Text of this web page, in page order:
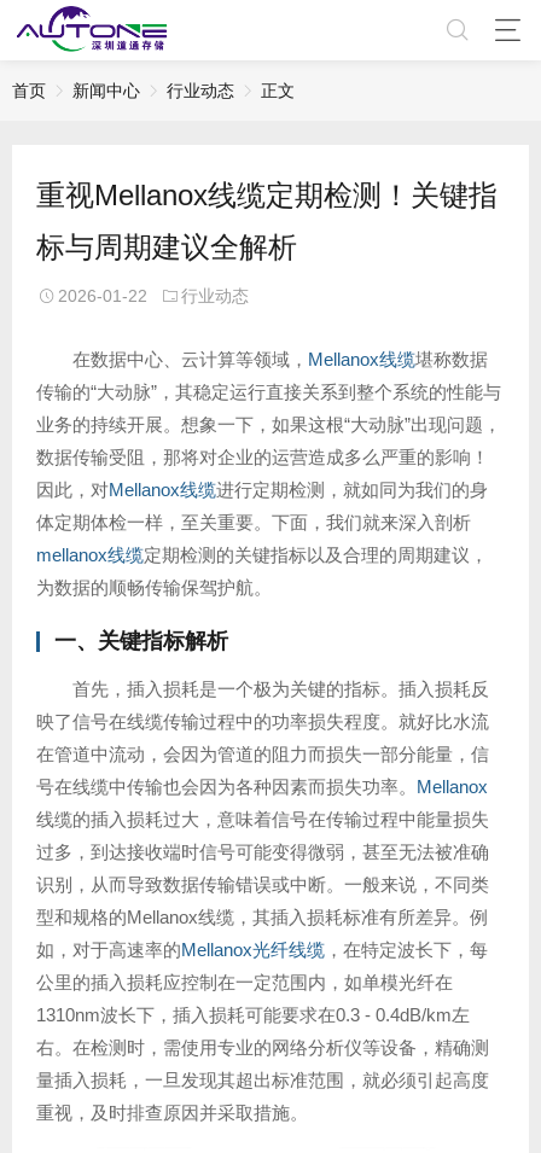
首页 新闻中心 行业动态 正文
重视Mellanox线缆定期检测！关键指
标与周期建议全解析
2026-01-22 行业动态
在数据中心、云计算等领域， Mellanox线缆堪称数据
传输的“大动脉”，其稳定运行直接关系到整个系统的性能与
业务的持续开展。想象一下，如果这根“大动脉”出现问题，
数据传输受阻，那将对企业的运营造成多么严重的影响！
因此，对Mellanox线缆进行定期检测，就如同为我们的身
体定期体检一样，至关重要。下面，我们就来深入剖析
mellanox线缆定期检测的关键指标以及合理的周期建议，
为数据的顺畅传输保驾护航。
一、关键指标解析
首先，插入损耗是一个极为关键的指标。插入损耗反
映了信号在线缆传输过程中的功率损失程度。就好比水流
在管道中流动，会因为管道的阻力而损失一部分能量，信
号在线缆中传输也会因为各种因素而损失功率。 Mellanox
线缆的插入损耗过大，意味着信号在传输过程中能量损失
过多，到达接收端时信号可能变得微弱，甚至无法被准确
识别，从而导致数据传输错误或中断。一般来说，不同类
型和规格的Mellanox线缆，其插入损耗标准有所差异。例
如，对于高速率的Mellanox光纤线缆 ，在特定波长下，每
公里的插入损耗应控制在一定范围内，如单模光纤在
1310nm波长下，插入损耗可能要求在0.3 - 0.4dB/km左
右。在检测时，需使用专业的网络分析仪等设备，精确测
量插入损耗，一旦发现其超出标准范围，就必须引起高度
重视，及时排查原因并采取措施。